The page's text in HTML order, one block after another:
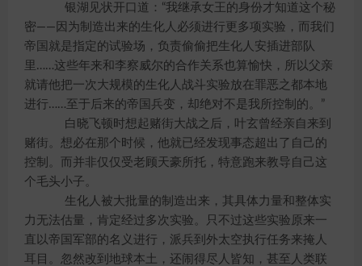
银湖见状开口道：“我继承女王的身份才知道这个秘
密——因为制造出来的生化人必须进行更多项实验，而我们
帝国就是指定的试验场，负责偷偷把生化人安插进部队
里……这些年来和李察威尔的合作关系也算愉快，所以父亲
就请他把一次大规模的生化人战斗实验放在罪恶之都本地
进行……至于后来的帝国兵变，却绝对不是我所控制的。”
白晓飞顿时想起赌街大战之后，叶玄曾经亲自来到
赌街。想必在那个时候，他就已经发现事态超出了自己的
控制。而并非仅仅受老顾天豪所托，特意跑来教导自己这
个毛头小子。
生化人被大批量的制造出来，其具体力量和整体实
力无法估量，肯定经过多次实验。只不过这些实验原来一
直以帝国军部的名义进行，派兵到外太空执行任务来掩人
耳目。忽然改到地球本土，还闹得尽人皆知，甚至人类联